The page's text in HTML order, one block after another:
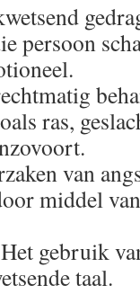
persoon
ras,
van
middel
gebruik
taal.